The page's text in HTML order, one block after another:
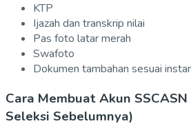
KTP
Ijazah dan transkrip nilai
Pas foto latar merah
Swafoto
Dokumen tambahan sesuai
Cara Membuat Akun
Seleksi Sebelumnya)